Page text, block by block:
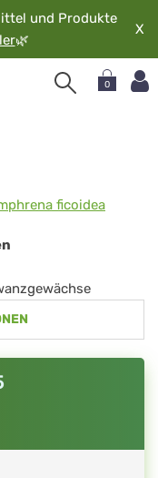
und Produkte
🌿
X
0
ficoidea